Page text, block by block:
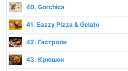
40. Gorchica
41. Eazzy Pizza & Gelato
42. Гастроли
43. Крюшон